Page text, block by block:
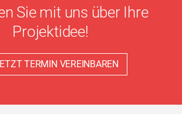
Sie mit uns über Ihre
Projektidee!
TERMIN VEREINBAREN